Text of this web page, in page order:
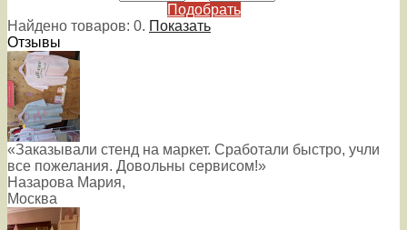
Подобрать
Найдено товаров: 0. Показать
Отзывы
«Заказывали стенд на маркет. Сработали быстро, учли
все пожелания. Довольны сервисом!»
Назарова Мария,
Москва